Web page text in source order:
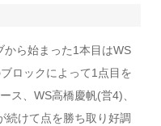
ら始まった1本目はWS
ロックによって1点目を
ス、WS高橋慶帆(営4)、
続けて点を勝ち取り好調